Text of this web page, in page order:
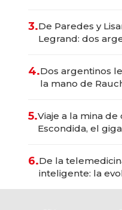
3.De Paredes y
Legrand: dos
4.Dos argentinos
la mano de
5.Viaje a la mina
Escondida, el
6.De la
inteligente: la